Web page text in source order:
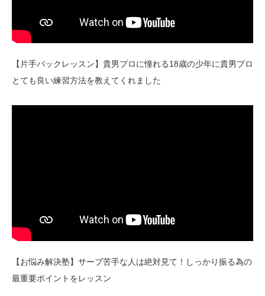
【片手バックレッスン】貴男プロに憧れる18歳の少年に貴男プロ
とても良い練習方法を教えてくれました
【お悩み解決塾】サーブ苦手な人は絶対見て！しっかり振る為の
最重要ポイントをレッスン